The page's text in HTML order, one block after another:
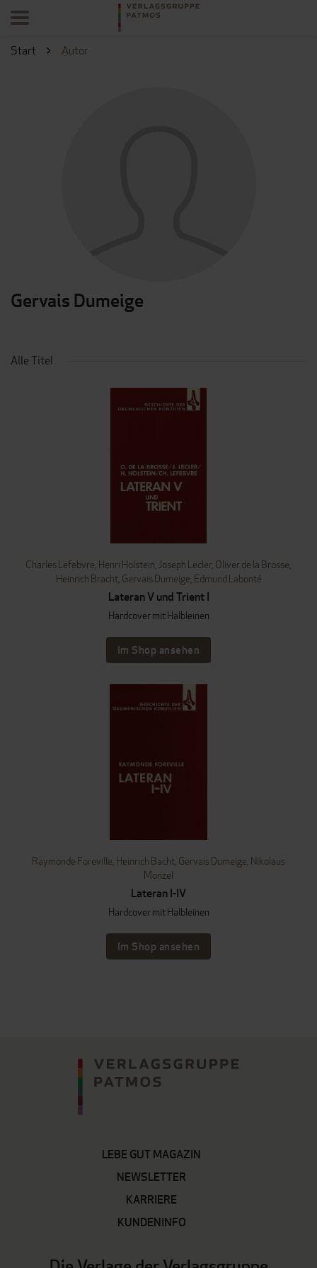
Start Autor
Gervais Dumeige
Alle Titel
Charles Lefebvre, Henri Holstein, Joseph Lecler, Oliver de la Brosse,
Heinrich Bracht, Gervais Dumeige, Edmund Labonté
Lateran V und Trient I
Hardcover mit Halbleinen
Im Shop ansehen
Raymonde Foreville, Heinrich Bacht, Gervais Dumeige, Nikolaus
Monzel
Lateran I-IV
Hardcover mit Halbleinen
Im Shop ansehen
LEBE GUT MAGAZIN
NEWSLETTER
KARRIERE
KUNDENINFO